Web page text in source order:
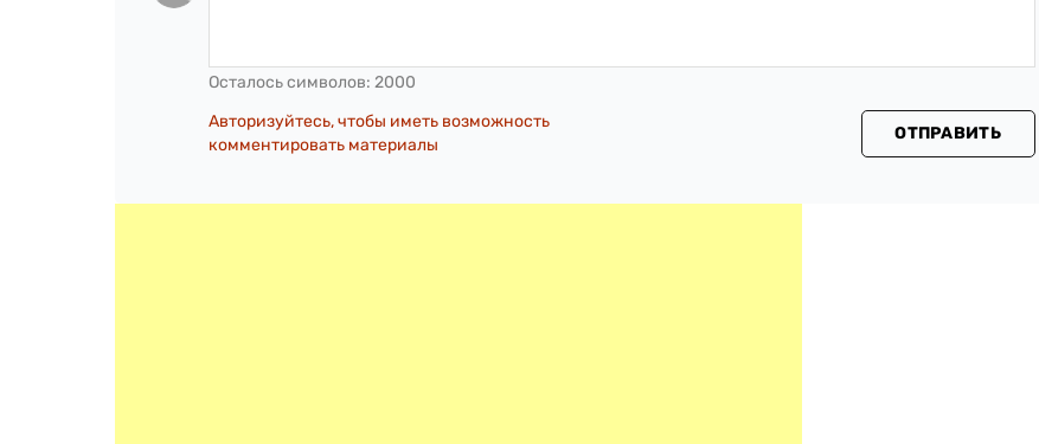
Осталось символов: 2000
Авторизуйтесь, чтобы иметь возможность
комментировать материалы
ОТПРАВИТЬ